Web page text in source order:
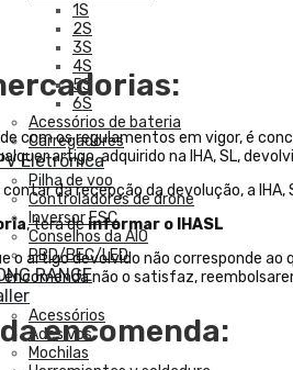
1S
2S
3S
4S
5S
6S
Acessórios de bateria
Carregadores
Eletrónica
Pilha de voo
Controladores de drone
Inversor ESC
Conselhos da AIO
PBD/BEC/LED
RANGE
Acessórios
Adesivos
Mochilas
com os regulamentos em vigor, é
artigo, adquirido na IHA, SL,
contar da recepção da devolução, a
, terá deinformar o IHASL
artigo devolvido não corresponde ao
não o satisfaz,
encomenda: